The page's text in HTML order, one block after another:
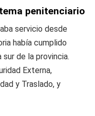
penitenciario
servicio desde
había cumplido
de la provincia.
Externa,
y Traslado, y